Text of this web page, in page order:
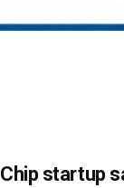
Chip startup